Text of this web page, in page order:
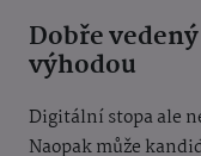
Dobře
výhodou
Digitální stopa ale
Naopak může